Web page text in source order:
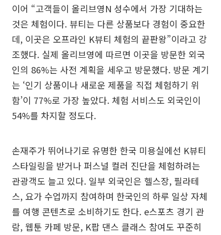
이어 “고객들이 올리브영N 성수에서 가장 기대하는
것은 체험이다. 뷰티는 다른 상품보다 경험이 중요한
데, 이곳은 오프라인 K뷰티 체험의 끝판왕”이라고 강
조했다. 실제 올리브영에 따르면 이곳을 방문한 외국
인의 86%는 사전 계획을 세우고 방문했다. 방문 계기
는 ‘인기 상품이나 새로운 제품을 직접 체험하기 위
함’이 77%로 가장 높았다. 체험 서비스도 외국인이
54%를 차지할 정도다.
손재주가 뛰어나기로 유명한 한국 미용실에선 K뷰티
스타일링을 받거나 퍼스널 컬러 진단을 체험하려는
관광객도 늘고 있다. 일부 외국인은 헬스장, 필라테
스, 요가 수업까지 참여하며 한국인의 하루 일상 자체
를 여행 콘텐츠로 소비하기도 한다. e스포츠 경기 관
람, 웹툰 카페 방문, K팝 댄스 클래스 참여도 꾸준히